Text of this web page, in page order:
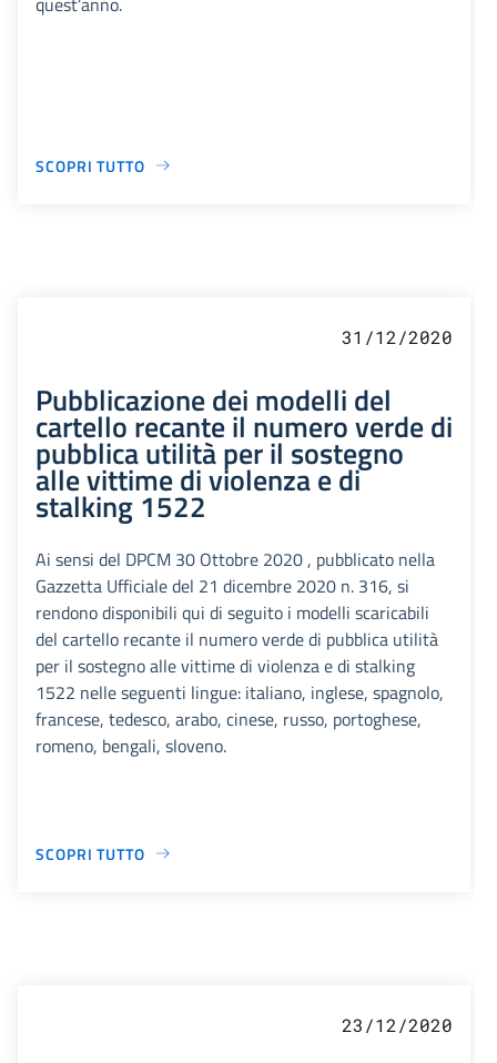
SCOPRI TUTTO
31/12/2020
Pubblicazione dei modelli del
cartello recante il numero verde di
pubblica utilità per il sostegno
alle vittime di violenza e di
stalking 1522
Ai sensi del DPCM 30 Ottobre 2020 , pubblicato nella
Gazzetta Ufficiale del 21 dicembre 2020 n. 316, si
rendono disponibili qui di seguito i modelli scaricabili
del cartello recante il numero verde di pubblica utilità
per il sostegno alle vittime di violenza e di stalking
1522 nelle seguenti lingue: italiano, inglese, spagnolo,
francese, tedesco, arabo, cinese, russo, portoghese,
romeno, bengali, sloveno.
SCOPRI TUTTO
23/12/2020